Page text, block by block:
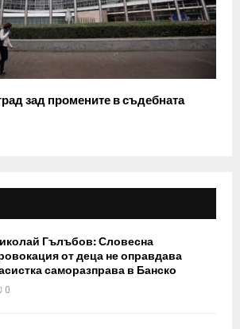
зад промените в съдебната
Гълъбов: Словесна
от деца не оправдава
саморазправа в Банско
0